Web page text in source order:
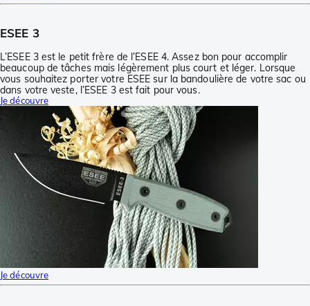
ESEE 3
L’ESEE 3 est le petit frère de l’ESEE 4. Assez bon pour accomplir
beaucoup de tâches mais légèrement plus court et léger. Lorsque
vous souhaitez porter votre ESEE sur la bandoulière de votre sac ou
dans votre veste, l’ESEE 3 est fait pour vous.
Je découvre
Je découvre